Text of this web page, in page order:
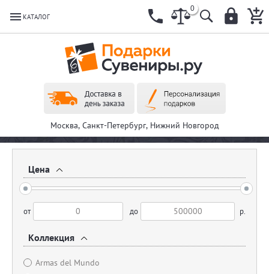
КАТАЛОГ
0
Москва, Санкт-Петербург, Нижний Новгород
Цена
от до р.
Коллекция
Armas del Mundo